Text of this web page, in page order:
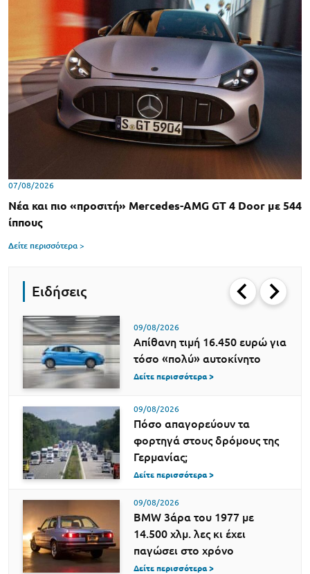
07/08/2026
Νέα και πιο «προσιτή» Mercedes-AMG GT 4 Door με 544
ίππους
Δείτε περισσότερα >
Ειδήσεις
09/08/2026
Απίθανη τιμή 16.450 ευρώ για
τόσο «πολύ» αυτοκίνητο
Δείτε περισσότερα >
09/08/2026
Πόσο απαγορεύουν τα
φορτηγά στους δρόμους της
Γερμανίας;
Δείτε περισσότερα >
09/08/2026
BMW 3άρα του 1977 με
14.500 χλμ. λες κι έχει
παγώσει στο χρόνο
Δείτε περισσότερα >